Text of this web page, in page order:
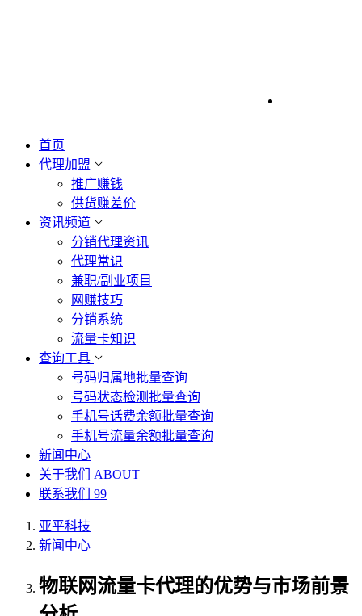
首页
代理加盟
推广赚钱
供货赚差价
资讯频道
分销代理资讯
代理常识
兼职/副业项目
网赚技巧
分销系统
流量卡知识
查询工具
号码归属地批量查询
号码状态检测批量查询
手机号话费余额批量查询
手机号流量余额批量查询
新闻中心
关于我们 ABOUT
联系我们 99
亚平科技
新闻中心
物联网流量卡代理的优势与市场前景